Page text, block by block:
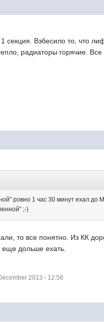
секция. Взбесило то, что
радиаторы горячие. Все
ровно 1 час 30 минут ехал
;-)
то все понятно. Из КК
дольше ехать.
2013 - 12:56